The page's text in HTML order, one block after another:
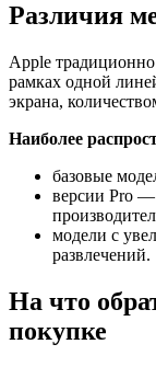
Различия
Apple
рамках одной
экрана,
Наиболее
базовые
версии Pro
модели с
развлечений.
На что
покупке